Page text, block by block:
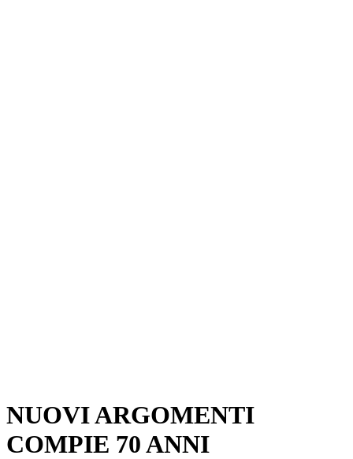
NUOVI ARGOMENTI
COMPIE 70 ANNI